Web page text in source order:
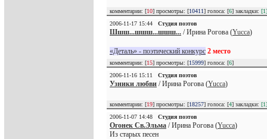
комментарии: [10] просмотры: [10411] голоса: [6] закладки: [1]
2006-11-17 15:44
Студия поэтов
Шшш...шшш...шшш... / Ирина Рогова (Yucca)
«Деталь» - поэтический конкурс 2 место
комментарии: [15] просмотры: [15999] голоса: [6]
2006-11-16 15:11
Студия поэтов
Узники любви / Ирина Рогова (Yucca)
комментарии: [19] просмотры: [18257] голоса: [4] закладки: [1]
2006-11-07 14:48
Студия поэтов
Огонек Св.Эльма / Ирина Рогова (Yucca)
Из старых песен